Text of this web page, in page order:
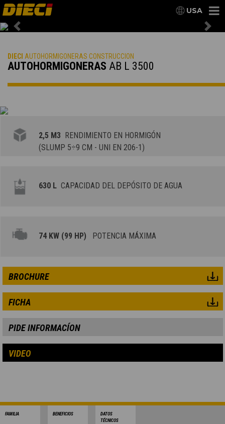
USA
Previous
DIECI AUTOHORMIGONERAS CONSTRUCCION
AUTOHORMIGONERAS AB L 3500
2,5 M3 RENDIMIENTO EN HORMIGÓN
(SLUMP 5÷9 CM - UNI EN 206-1)
630 L CAPACIDAD DEL DEPÓSITO DE AGUA
74 KW (99 HP) POTENCIA MÁXIMA
BROCHURE
FICHA
PIDE INFORMACÍON
VIDEO
FAMILIA BENEFICIOS
DATOS
TÉCNICOS